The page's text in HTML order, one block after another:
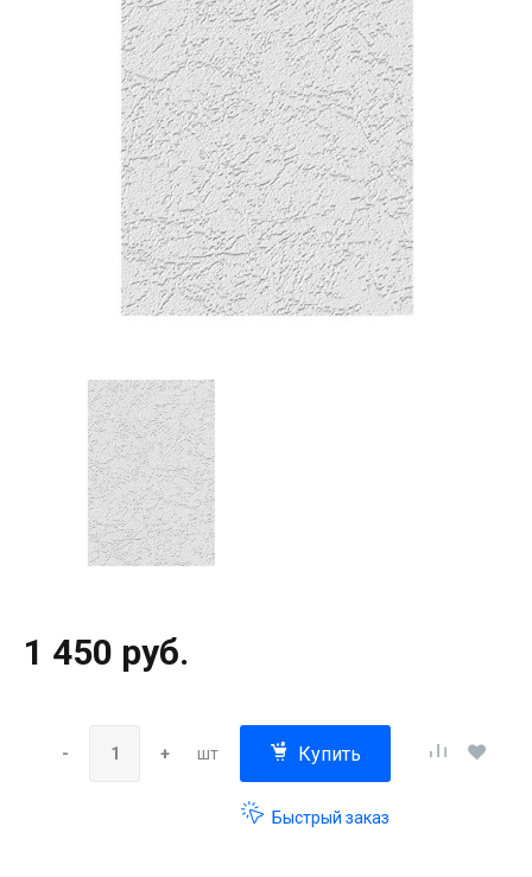
1 450 руб.
- + шт Купить
Быстрый заказ